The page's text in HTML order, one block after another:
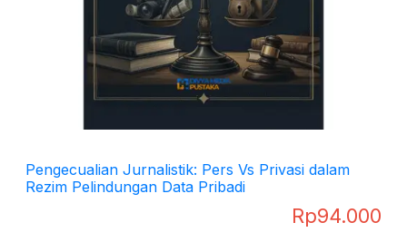
Pengecualian Jurnalistik: Pers Vs Privasi dalam
Rezim Pelindungan Data Pribadi
Rp94.000